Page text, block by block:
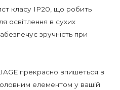
класу IP20, що робить
освітлення в сухих
зручність при
прекрасно впишеться в
елементом у вашій